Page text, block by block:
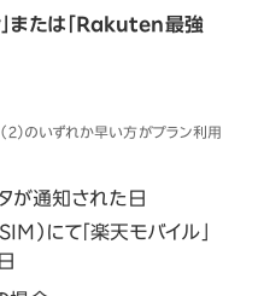
または「Rakuten最強
（2）のいずれか早い方がプラン利用
が通知された日
）にて「楽天モバイル」